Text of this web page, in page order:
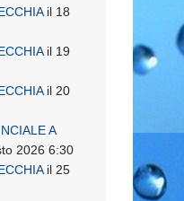
il 18
il 19
il 20
A
2026 6:30
il 25